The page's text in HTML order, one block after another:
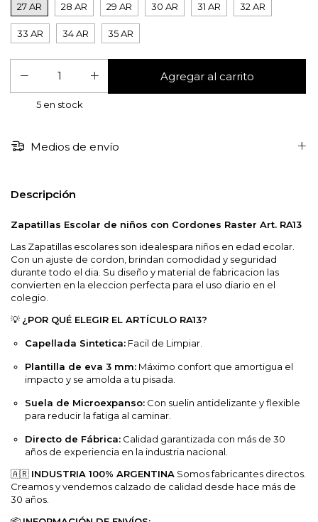
27 AR
28 AR 29 AR 30 AR 31 AR 32 AR
33 AR 34 AR 35 AR
5en stock
Medios de envío
Descripción
Zapatillas Escolar de niños con Cordones Raster Art. RA13
Las Zapatillas escolares son idealespara niños en edad ecolar.
Con un ajuste de cordon, brindan comodidad y seguridad
durante todo el dia. Su diseño y material de fabricacion las
convierten en la eleccion perfecta para el uso diario en el
colegio.
💡 ¿POR QUÉ ELEGIR EL ARTÍCULO RA13?
Capellada Sintetica: Facil de Limpiar.
Plantilla de eva 3 mm: Máximo confort que amortigua el
impacto y se amolda a tu pisada.
Suela de Microexpanso: Con suelin antidelizante y flexible
para reducir la fatiga al caminar.
Directo de Fábrica: Calidad garantizada con más de 30
años de experiencia en la industria nacional.
🇦🇷 INDUSTRIA 100% ARGENTINA Somos fabricantes directos.
Creamos y vendemos calzado de calidad desde hace más de
30 años.